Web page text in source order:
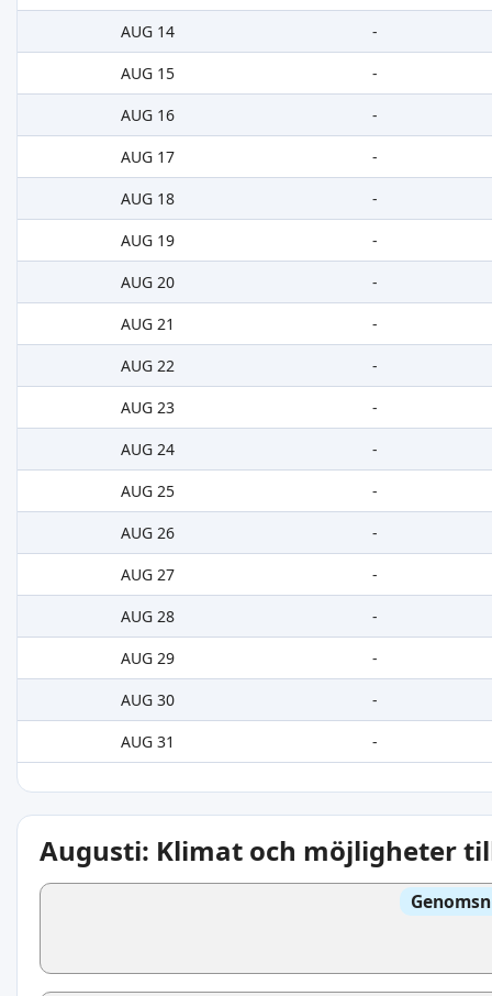
AUG 14
-
AUG 15
-
AUG 16
-
AUG 17
-
AUG 18
-
AUG 19
-
AUG 20
-
AUG 21
-
AUG 22
-
AUG 23
-
AUG 24
-
AUG 25
-
AUG 26
-
AUG 27
-
AUG 28
-
AUG 29
-
AUG 30
-
AUG 31
-
Augusti: Klimat och möjligheter